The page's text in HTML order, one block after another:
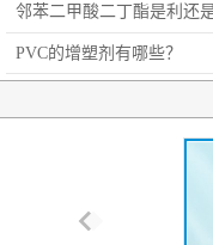
邻苯二甲酸二丁酯是利还是
PVC的增塑剂有哪些？